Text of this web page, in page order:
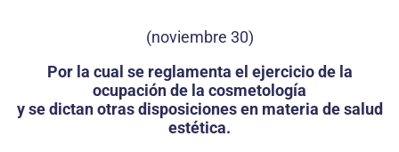
(noviembre 30)
Por la cual se reglamenta el ejercicio de la
ocupación de la cosmetología
y se dictan otras disposiciones en materia de salud
estética.